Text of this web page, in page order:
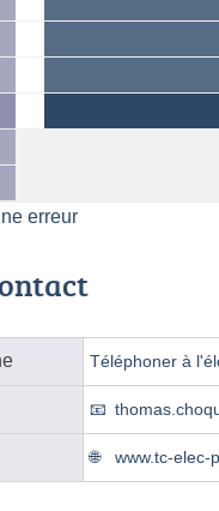
erreur
Téléphoner à
www.tc-elec-